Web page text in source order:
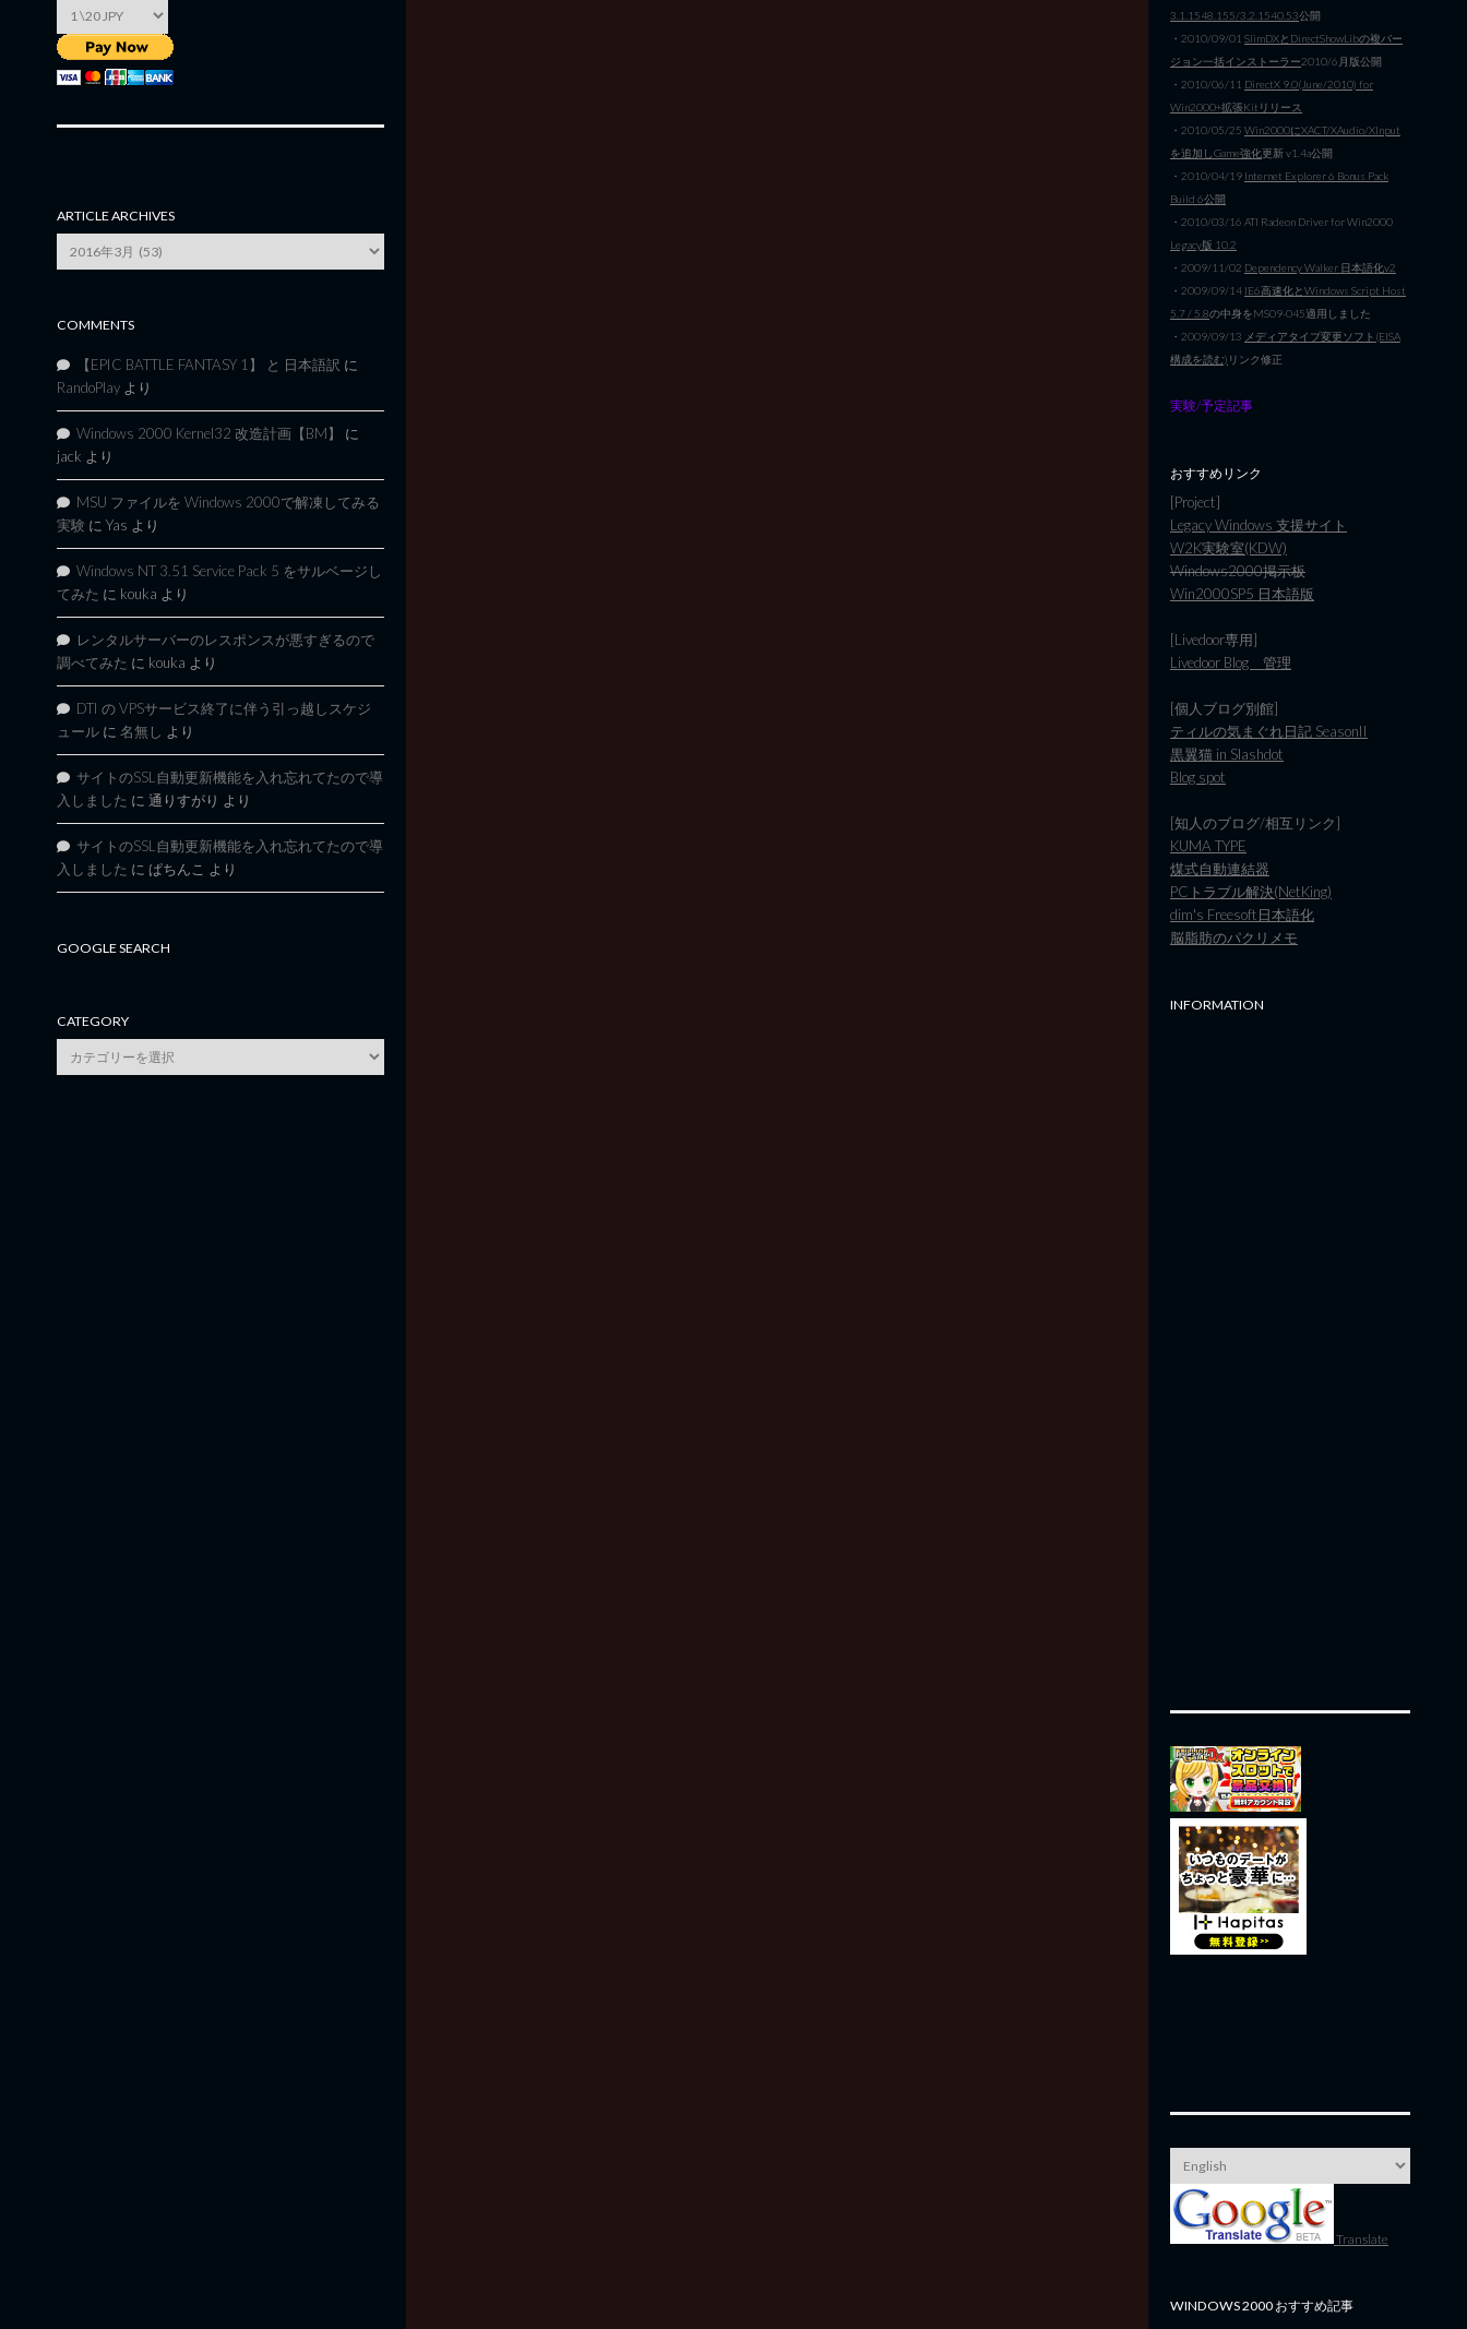
ARTICLE ARCHIVES
Archives
COMMENTS
【EPIC BATTLE FANTASY 1】 と 日本語訳 に
RandoPlay より
Windows 2000 Kernel32 改造計画【BM】
に
jack より
MSU ファイルを Windows 2000で解凍してみる
実験 に Yas より
Windows NT 3.51 Service Pack 5 をサルベージし
てみた に kouka より
レンタルサーバーのレスポンスが悪すぎるので
調べてみた に kouka より
DTI の VPSサービス終了に伴う引っ越しスケジ
ュール に 名無し より
サイトのSSL自動更新機能を入れ忘れてたので導
入しました に 通りすがり より
サイトのSSL自動更新機能を入れ忘れてたので導
入しました に ぱちんこ より
GOOGLE SEARCH
CATEGORY
category
3.1.1548.155/3.2.1540.53公開
・2010/09/01 SlimDXとDirectShowLibの複バー
ジョン一括インストーラー2010/6月版公開
・2010/06/11 DirectX 9.0(June/2010) for
Win2000+拡張Kitリリース
・2010/05/25 Win2000にXACT/XAudio/XInput
を追加しGame強化更新 v1.4a公開
・2010/04/19 Internet Explorer 6 Bonus Pack
Build 6公開
・2010/03/16 ATI Radeon Driver for Win2000
Legacy版 10.2
・2009/11/02 Dependency Walker 日本語化v2
・2009/09/14 IE6高速化とWindows Script Host
5.7 / 5.8の中身をMS09-045適用しました
・2009/09/13 メディアタイプ変更ソフト(EISA
構成を読む) リンク修正
実験/予定記事
おすすめリンク
[Project]
Legacy Windows 支援サイト
W2K実験室(KDW)
Windows2000掲示板
Win2000SP5 日本語版
[Livedoor専用]
Livedoor Blog 管理
[個人ブログ別館]
ティルの気まぐれ日記 SeasonII
黒翼猫 in Slashdot
Blog spot
[知人のブログ/相互リンク]
KUMA TYPE
煤式自動連結器
PCトラブル解決(NetKing)
dim's Freesoft日本語化
脳脂肪のパクリメモ
INFORMATION
Translate
WINDOWS 2000 おすすめ記事